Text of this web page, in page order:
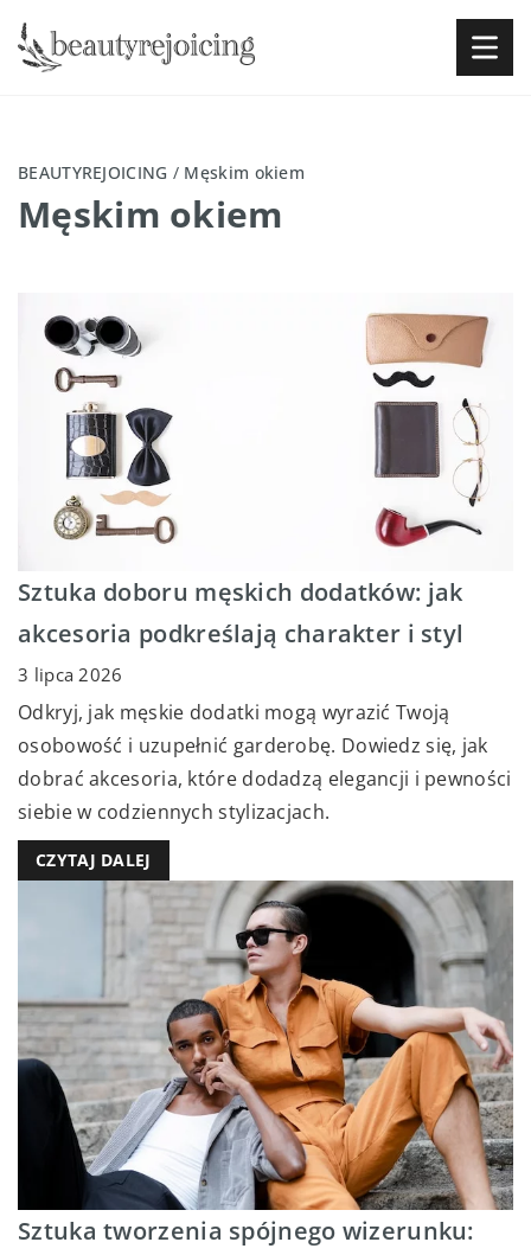
BEAUTYREJOICING / Męskim okiem
Męskim okiem
Sztuka doboru męskich dodatków: jak
akcesoria podkreślają charakter i styl
3 lipca 2026
Odkryj, jak męskie dodatki mogą wyrazić Twoją
osobowość i uzupełnić garderobę. Dowiedz się, jak
dobrać akcesoria, które dodadzą elegancji i pewności
siebie w codziennych stylizacjach.
CZYTAJ DALEJ
Sztuka tworzenia spójnego wizerunku: